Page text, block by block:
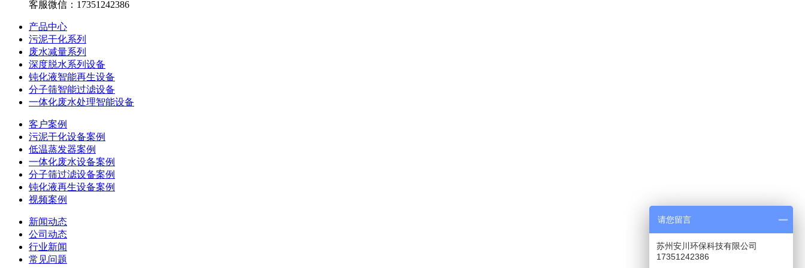
客服微信：17351242386
产品中心
污泥干化系列
废水减量系列
深度脱水系列设备
钝化液智能再生设备
分子筛智能过滤设备
一体化废水处理智能设备
客户案例
污泥干化设备案例
低温蒸发器案例
一体化废水设备案例
分子筛过滤设备案例
钝化液再生设备案例
视频案例
新闻动态
公司动态
行业新闻
常见问题
请您留言
苏州安川环保科技有限公司
17351242386